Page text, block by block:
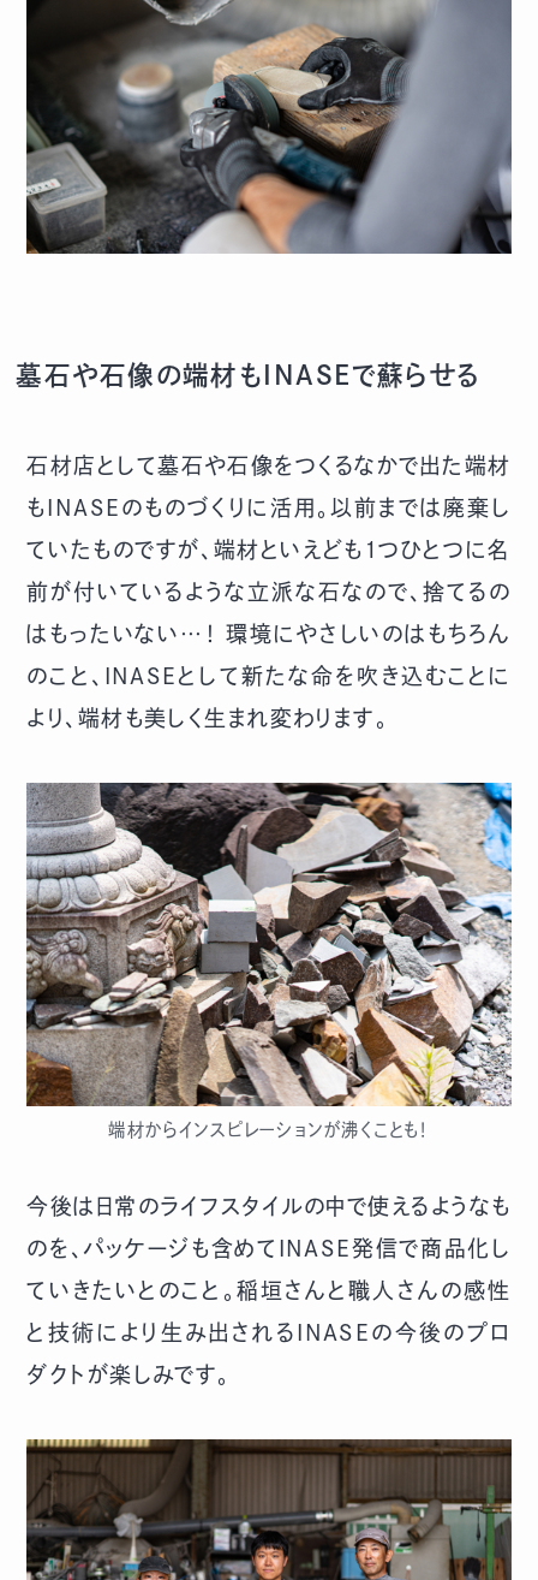
墓石や石像の端材もINASEで蘇らせる
石材店として墓石や石像をつくるなかで出た端材
もINASEのものづくりに活用。以前までは廃棄し
ていたものですが、端材といえども1つひとつに名
前が付いているような立派な石なので、捨てるの
はもったいない…！ 環境にやさしいのはもちろん
のこと、INASEとして新たな命を吹き込むことに
より、端材も美しく生まれ変わります。
端材からインスピレーションが沸くことも！
今後は日常のライフスタイルの中で使えるようなも
のを、パッケージも含めてINASE発信で商品化し
ていきたいとのこと。稲垣さんと職人さんの感性
と技術により生み出されるINASEの今後のプロ
ダクトが楽しみです。